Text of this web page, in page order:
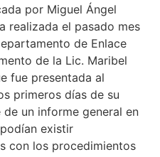
por Miguel Ángel
realizada el pasado mes
de Enlace
de la Lic. Maribel
fue presentada al
primeros días de su
un informe general en
existir
con los procedimientos